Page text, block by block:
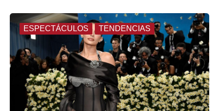
ESPECTÁCULOS TENDENCIAS